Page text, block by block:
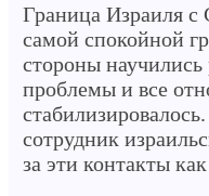
Граница Израиля с
самой спокойной
стороны
проблемы и все
сотрудник
за эти контакты